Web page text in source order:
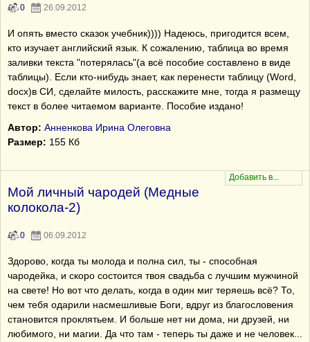
0 26.09.2012
И опять вместо сказок учебник)))) Надеюсь, пригодится всем,
кто изучает английский язык. К сожалению, таблица во время
заливки текста "потерялась"(а всё пособие составлено в виде
таблицы). Если кто-нибудь знает, как перенести таблицу (Word,
docx)в СИ, сделайте милость, расскажите мне, тогда я размещу
текст в более читаемом варианте. Пособие издано!
Автор: Анненкова Ирина Олеговна
Размер: 155 Кб
Мой личный чародей (Медные
колокола-2)
0 06.09.2012
Здорово, когда ты молода и полна сил, ты - способная
чародейка, и скоро состоится твоя свадьба с лучшим мужчиной
на свете! Но вот что делать, когда в один миг теряешь всё? То,
чем тебя одарили насмешливые Боги, вдруг из благословения
становится проклятьем. И больше нет ни дома, ни друзей, ни
любимого, ни магии. Да что там - теперь ты даже и не человек...